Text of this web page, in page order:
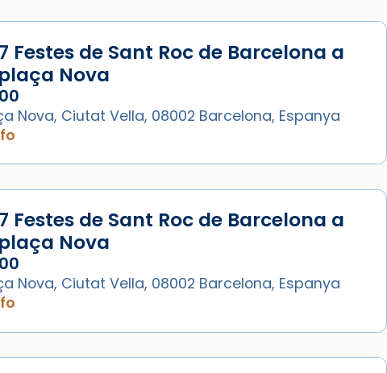
Festes de Sant Roc de Barcelona a
Nova
Nova, Ciutat Vella, 08002 Barcelona, Espanya
Festes de Sant Roc de Barcelona a
Nova
Nova, Ciutat Vella, 08002 Barcelona, Espanya